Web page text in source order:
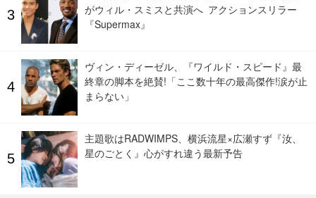
がウィル・スミスと共演へ アクションスリラー
『Supermax』
ヴィン・ディーゼル、『ワイルド・スピード』最
終章の脚本を絶賛!「ここ数十年の最高傑作!涙が止
まらない」
主題歌はRADWIMPS、横浜流星×広瀬すず『汝、
星のごとく』心がすれ違う最新予告